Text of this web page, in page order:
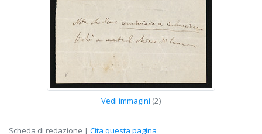
Vedi immagini (2)
Scheda di redazione | Cita questa pagina